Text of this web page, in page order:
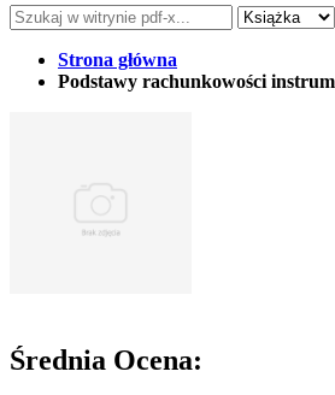
Strona główna
Podstawy rachunkowości
Średnia Ocena: